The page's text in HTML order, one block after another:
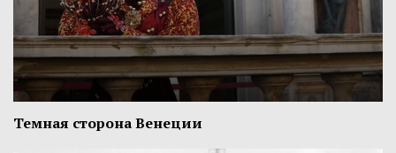
Темная сторона Венеции